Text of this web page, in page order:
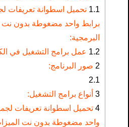
1.1 تحميل اسطوانة تعريفات
برابط واحد مضغوطة بدون نت
البرمجية:
1.2 عمل برامج التشغيل في
2 صور البرنامج:
2.1
3 أنواع برامج التشغيل:
4 تحميل اسطوانة تعريفات
واحد مضغوطة بدون نت